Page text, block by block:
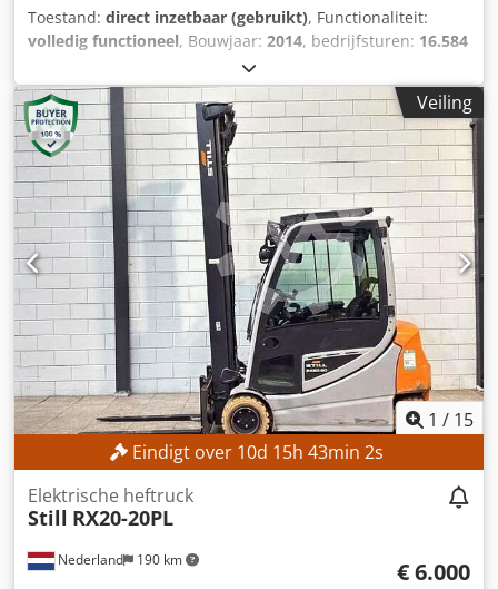
Toestand: direct inzetbaar (gebruikt), Functionaliteit:
volledig functioneel, Bouwjaar: 2014, bedrijfsturen: 16.584
, hefhoogte:
bouwhoogte:2.910 mm, vorkenbordbreedte:2.000 mm,
vorklengte: 1.800 mm, TECHNISCHE GEGEVENS
Dcsdpfxezrgh Ao Ai Ujk Draagvermogen: 6.590 kg
Lastzwaartepunt: 600 mm Hefhoogte: 4.010 mm
Bouwhoogte: 2.910 mm Vorklengte: 1.800 mm Vorkbreedte:
150 mm Vorkdikte: 70 mm Vorkdragerbreedte: 2.000 mm
MACHINEGEGEVENS Aandrijftype: Verbrandingsmotor
Masttype: Standaard Afmetingen en gewicht Afmetingen (L
x B x H): 3.550 x 2.000 x 2.910 mm Eigen gewicht: 12.270 kg
Voorbanden: Superelastisch, 8,25-15 Achterbanden:
Superelastisch, 8,25-15 Bedrijfsuren: 16.584 uur
Veiling
1 / 15
Eindigt over10d 15h 42min 59s
Nederland 190 km
Elektrische heftruck
Still RX20-20PL
€ 6.000